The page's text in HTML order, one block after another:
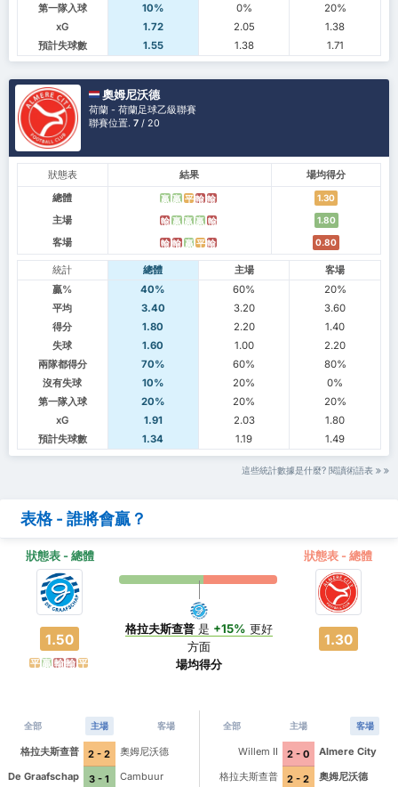
第一隊入球
10% 0%
20%
xG
1.72 2.05
1.38
預計失球數
1.55 1.38 1.71
奧姆尼沃德
荷蘭 - 荷蘭足球乙級聯賽
聯賽位置.7 / 20
狀態表 結果
場均得分
總體
贏 贏 平 輸 輸 1.30
主場 輸 贏 贏 贏 輸 1.80
客場 輸 輸 贏 平 輸 0.80
統計 總體 主場
客場
贏%
40% 60%
20%
平均
3.40 3.20
3.60
得分
1.80 2.20
1.40
失球
1.60 1.00
2.20
兩隊都得分
70% 60%
80%
沒有失球
10% 20%
0%
第一隊入球
20% 20%
20%
xG
1.91 2.03
1.80
預計失球數
1.34 1.19 1.49
這些統計數據是什麼? 閱讀術語表
表格 - 誰將會贏？
狀態表 - 總體 狀態表 - 總體
1.50
平贏 輸 輸 平
格拉夫斯查普是 +15% 更好
方面
場均得分
1.30
全部 主場 客場
格拉夫斯查普 2 - 2
奧姆尼沃德
De Graafschap
3 - 1
Cambuur
全部 主場 客場
Willem II 2 - 0
Almere City
格拉夫斯查普
2 - 2
奧姆尼沃德